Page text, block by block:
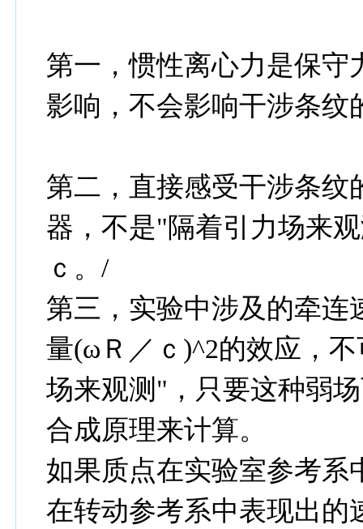
第一，惯性离心力是保守
影响，不会影响干涉条纹
第二，直接感受干涉条
器，不是"隔着引力场来
ｃ。/
第三，实验中涉及的牵
量(ωＲ／ｃ)^2的效应，
场来观测"，只要这种弱
合成原理来计算。
如果质点在实验室参考
在转动参考系中表现出的